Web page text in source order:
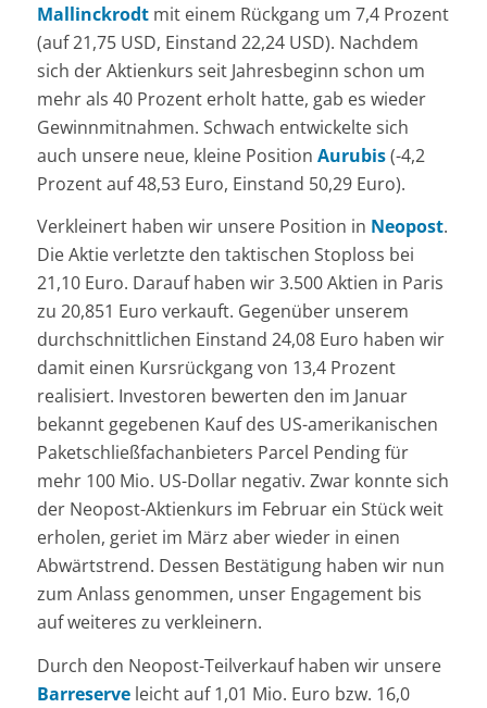
Mallinckrodtmit einem Rückgang um 7,4 Prozent
(auf 21,75 USD, Einstand 22,24 USD). Nachdem
sich der Aktienkurs seit Jahresbeginn schon um
mehr als 40 Prozent erholt hatte, gab es wieder
Gewinnmitnahmen. Schwach entwickelte sich
auch unsere neue, kleine Position Aurubis(-4,2
Prozent auf 48,53 Euro, Einstand 50,29 Euro).
Verkleinert haben wir unsere Position in Neopost.
Die Aktie verletzte den taktischen Stoploss bei
21,10 Euro. Darauf haben wir 3.500 Aktien in Paris
zu 20,851 Euro verkauft. Gegenüber unserem
durchschnittlichen Einstand 24,08 Euro haben wir
damit einen Kursrückgang von 13,4 Prozent
realisiert. Investoren bewerten den im Januar
bekannt gegebenen Kauf des US-amerikanischen
Paketschließfachanbieters Parcel Pending für
mehr 100 Mio. US-Dollar negativ. Zwar konnte sich
der Neopost-Aktienkurs im Februar ein Stück weit
erholen, geriet im März aber wieder in einen
Abwärtstrend. Dessen Bestätigung haben wir nun
zum Anlass genommen, unser Engagement bis
auf weiteres zu verkleinern.
Durch den Neopost-Teilverkauf haben wir unsere
Barreserveleicht auf 1,01 Mio. Euro bzw. 16,0